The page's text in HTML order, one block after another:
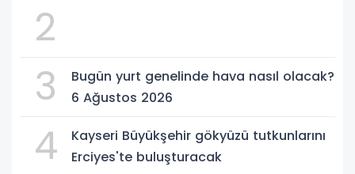
2
3
Bugün yurt genelinde hava nasıl olacak?
6 Ağustos 2026
4
Kayseri Büyükşehir gökyüzü tutkunlarını
Erciyes'te buluşturacak